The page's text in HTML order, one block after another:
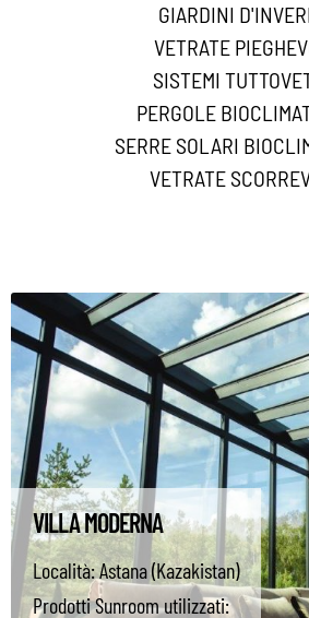
GIARDINI
VETRATE
SISTEMI
PERGOLE
SERRE SOLARI
VETRATE
VILLA MODERNA
Località:Astana (Kazakistan)
Prodotti Sunroom utilizzati: